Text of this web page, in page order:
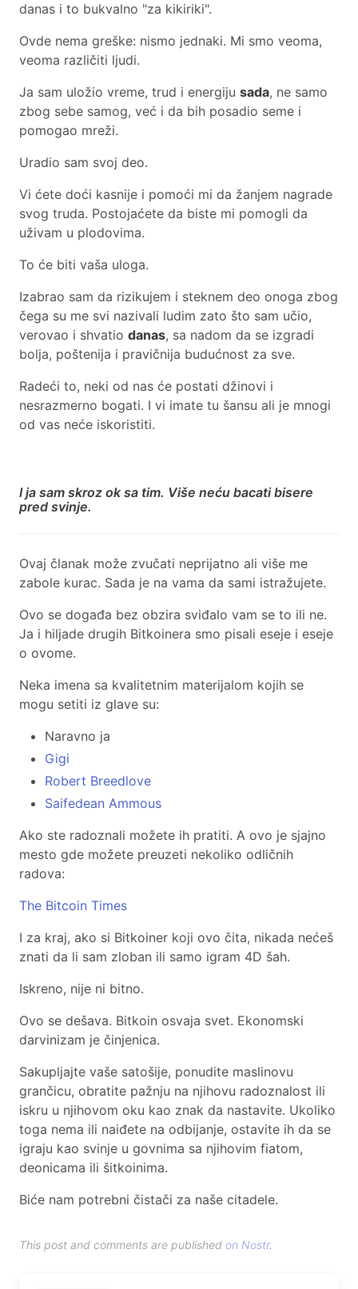
danas i to bukvalno "za kikiriki".
Ovde nema greške: nismo jednaki. Mi smo veoma,
veoma različiti ljudi.
Ja sam uložio vreme, trud i energiju sada, ne samo
zbog sebe samog, već i da bih posadio seme i
pomogao mreži.
Uradio sam svoj deo.
Vi ćete doći kasnije i pomoći mi da žanjem nagrade
svog truda. Postojaćete da biste mi pomogli da
uživam u plodovima.
To će biti vaša uloga.
Izabrao sam da rizikujem i steknem deo onoga zbog
čega su me svi nazivali ludim zato što sam učio,
verovao i shvatio danas, sa nadom da se izgradi
bolja, poštenija i pravičnija budućnost za sve.
Radeći to, neki od nas će postati džinovi i
nesrazmerno bogati. I vi imate tu šansu ali je mnogi
od vas neće iskoristiti.
I ja sam skroz ok sa tim. Više neću bacati bisere
pred svinje.
Ovaj članak može zvučati neprijatno ali više me
zabole kurac. Sada je na vama da sami istražujete.
Ovo se događa bez obzira sviđalo vam se to ili ne.
Ja i hiljade drugih Bitkoinera smo pisali eseje i eseje
o ovome.
Neka imena sa kvalitetnim materijalom kojih se
mogu setiti iz glave su:
Naravno ja
Gigi
Robert Breedlove
Saifedean Ammous
Ako ste radoznali možete ih pratiti. A ovo je sjajno
mesto gde možete preuzeti nekoliko odličnih
radova:
The Bitcoin Times
I za kraj, ako si Bitkoiner koji ovo čita, nikada nećeš
znati da li sam zloban ili samo igram 4D šah.
Iskreno, nije ni bitno.
Ovo se dešava. Bitkoin osvaja svet. Ekonomski
darvinizam je činjenica.
Sakupljajte vaše satošije, ponudite maslinovu
grančicu, obratite pažnju na njihovu radoznalost ili
iskru u njihovom oku kao znak da nastavite. Ukoliko
toga nema ili naiđete na odbijanje, ostavite ih da se
igraju kao svinje u govnima sa njihovim fiatom,
deonicama ili šitkoinima.
Biće nam potrebni čistači za naše citadele.
This post and comments are published on Nostr.